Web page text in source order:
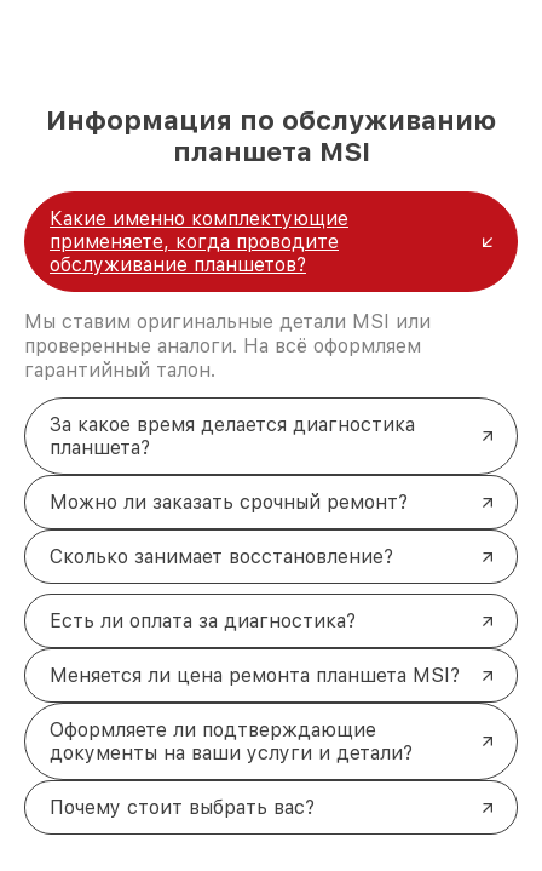
Информация по обслуживанию
планшета MSI
Какие именно комплектующие
применяете, когда проводите
обслуживание планшетов?
Мы ставим оригинальные детали MSI или
проверенные аналоги. На всё оформляем
гарантийный талон.
За какое время делается диагностика
планшета?
Можно ли заказать срочный ремонт?
Сколько занимает восстановление?
Есть ли оплата за диагностика?
Меняется ли цена ремонта планшета MSI?
Оформляете ли подтверждающие
документы на ваши услуги и детали?
Почему стоит выбрать вас?